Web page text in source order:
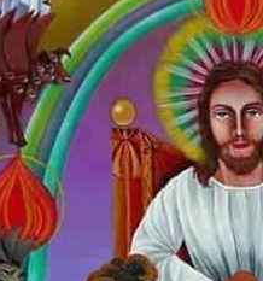
実
（2
章）